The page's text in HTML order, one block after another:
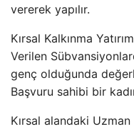
vererek yapılır.
Kırsal Kalkınma
Verilen
genç olduğunda
Başvuru sahibi bir
Kırsal alandaki